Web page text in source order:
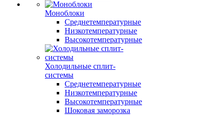
Моноблоки
Среднетемпературные
Низкотемпературные
Высокотемпературные
Холодильные сплит-
системы
Среднетемпературные
Низкотемпературные
Высокотемпературные
Шоковая заморозка